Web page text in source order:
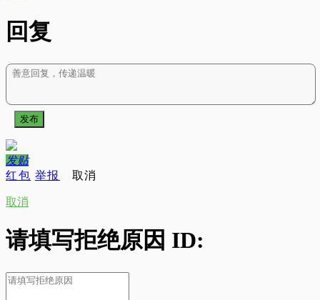
回复
发布
发贴
红包 举报 取消
取消
请填写拒绝原因 ID: